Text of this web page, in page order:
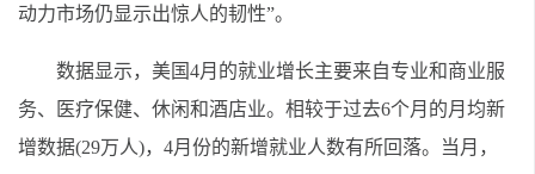
动力市场仍显示出惊人的韧性”。
数据显示，美国4月的就业增长主要来自专业和商业服
务、医疗保健、休闲和酒店业。相较于过去6个月的月均新
增数据(29万人)，4月份的新增就业人数有所回落。当月，